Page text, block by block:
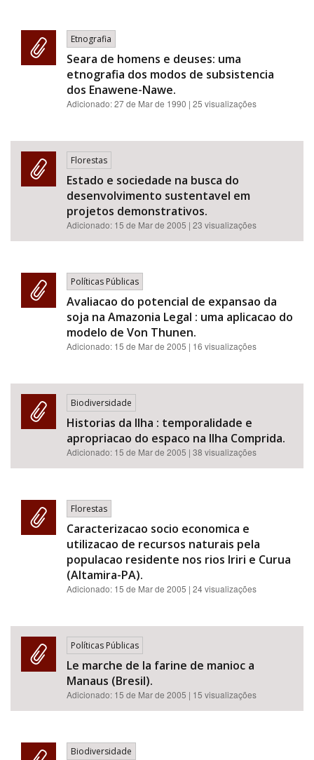
Etnografia
Seara de homens e deuses: uma
etnografia dos modos de subsistencia
dos Enawene-Nawe.
Adicionado:27 de Mar de 1990 | 25 visualizações
Florestas
Estado e sociedade na busca do
desenvolvimento sustentavel em
projetos demonstrativos.
Adicionado: 15 de Mar de 2005 | 23 visualizações
Políticas Públicas
Avaliacao do potencial de expansao da
soja na Amazonia Legal : uma aplicacao do
modelo de Von Thunen.
Adicionado: 15 de Mar de 2005 | 16 visualizações
Biodiversidade
Historias da Ilha : temporalidade e
apropriacao do espaco na Ilha Comprida.
Adicionado: 15 de Mar de 2005 | 38 visualizações
Florestas
Caracterizacao socio economica e
utilizacao de recursos naturais pela
populacao residente nos rios Iriri e Curua
(Altamira-PA).
Adicionado: 15 de Mar de 2005 | 24 visualizações
Políticas Públicas
Le marche de la farine de manioc a
Manaus (Bresil).
Adicionado: 15 de Mar de 2005 | 15 visualizações
Biodiversidade